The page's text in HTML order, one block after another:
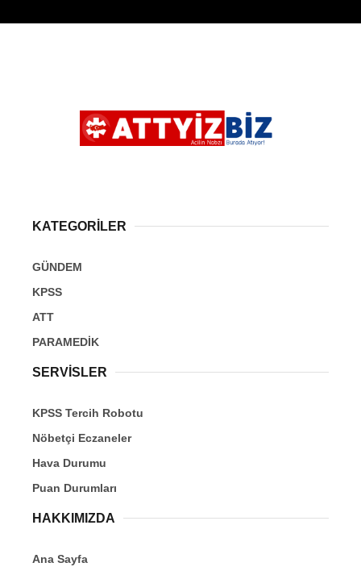
KATEGORİLER
GÜNDEM
KPSS
ATT
PARAMEDİK
SERVİSLER
KPSS Tercih Robotu
Nöbetçi Eczaneler
Hava Durumu
Puan Durumları
HAKKIMIZDA
Ana Sayfa